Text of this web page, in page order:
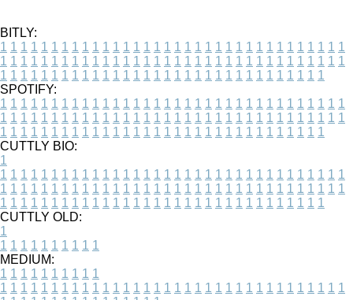
BITLY:
1 1 1 1 1 1 1 1 1 1 1 1 1 1 1 1 1 1 1 1 1 1 1 1 1 1 1 1 1 1 1 1 1 1
1 1 1 1 1 1 1 1 1 1 1 1 1 1 1 1 1 1 1 1 1 1 1 1 1 1 1 1 1 1 1 1 1 1
1 1 1 1 1 1 1 1 1 1 1 1 1 1 1 1 1 1 1 1 1 1 1 1 1 1 1 1 1 1 1 1
SPOTIFY:
1 1 1 1 1 1 1 1 1 1 1 1 1 1 1 1 1 1 1 1 1 1 1 1 1 1 1 1 1 1 1 1 1 1
1 1 1 1 1 1 1 1 1 1 1 1 1 1 1 1 1 1 1 1 1 1 1 1 1 1 1 1 1 1 1 1 1 1
1 1 1 1 1 1 1 1 1 1 1 1 1 1 1 1 1 1 1 1 1 1 1 1 1 1 1 1 1 1 1 1
CUTTLY BIO:
1
1 1 1 1 1 1 1 1 1 1 1 1 1 1 1 1 1 1 1 1 1 1 1 1 1 1 1 1 1 1 1 1 1 1
1 1 1 1 1 1 1 1 1 1 1 1 1 1 1 1 1 1 1 1 1 1 1 1 1 1 1 1 1 1 1 1 1 1
1 1 1 1 1 1 1 1 1 1 1 1 1 1 1 1 1 1 1 1 1 1 1 1 1 1 1 1 1 1 1 1
CUTTLY OLD:
1
1 1 1 1 1 1 1 1 1 1
MEDIUM:
1 1 1 1 1 1 1 1 1 1
1 1 1 1 1 1 1 1 1 1 1 1 1 1 1 1 1 1 1 1 1 1 1 1 1 1 1 1 1 1 1 1 1 1